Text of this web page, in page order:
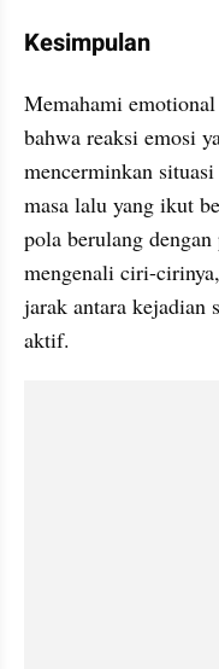
Kesimpulan
Memahami
bahwa reaksi emosi
mencerminkan
masa lalu yang ikut
pola berulang
mengenali ciri-
jarak antara kejadian
aktif.